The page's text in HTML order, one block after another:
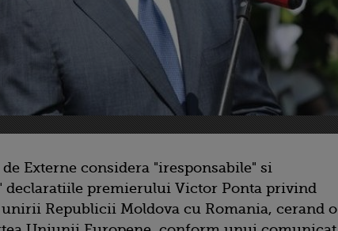
Externe considera "iresponsabile" si
declaratiile premierului Victor Ponta privind
Republicii Moldova cu Romania, cerand o